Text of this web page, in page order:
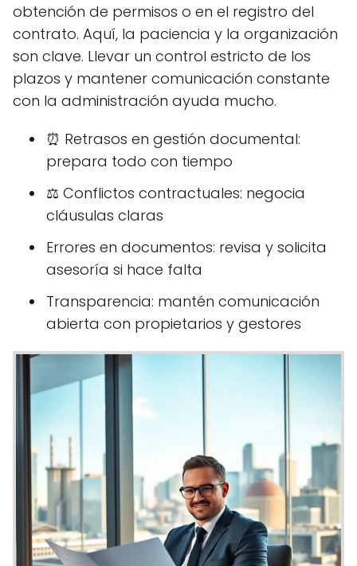
obtención de permisos o en el registro del
contrato. Aquí, la paciencia y la organización
son clave. Llevar un control estricto de los
plazos y mantener comunicación constante
con la administración ayuda mucho.
⏰ Retrasos en gestión documental:
prepara todo con tiempo
⚖️ Conflictos contractuales: negocia
cláusulas claras
Errores en documentos: revisa y solicita
asesoría si hace falta
Transparencia: mantén comunicación
abierta con propietarios y gestores